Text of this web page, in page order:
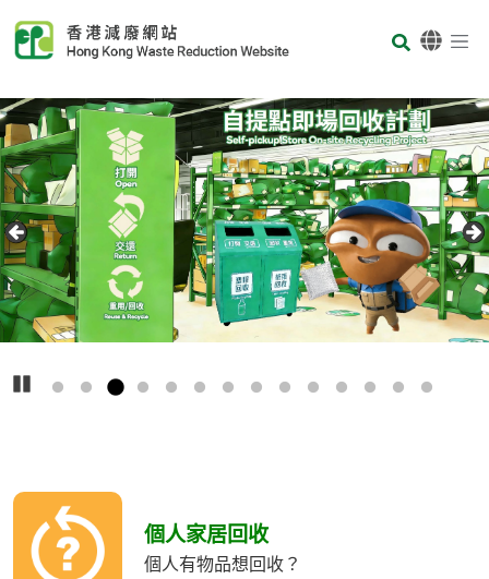
Body
首頁
播放
Carousel
Text
個人家居回收
個人有物品想回收？